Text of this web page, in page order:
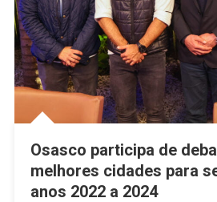
Osasco participa de
melhores cidades para
anos 2022 a 2024